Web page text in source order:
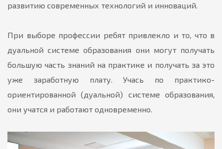
развитию современных технологий и инноваций.
При выборе профессии ребят привлекло и то, что в
дуальной системе образования они могут получать
большую часть знаний на практике и получать за это
уже заработную плату. Учась по практико-
ориентированной (дуальной) системе образования,
они учатся и работают одновременно.